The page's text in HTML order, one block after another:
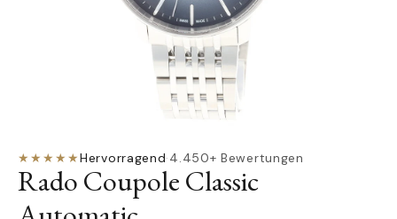
★★★★★Hervorragend·4.450+ Bewertungen
Rado Coupole Classic